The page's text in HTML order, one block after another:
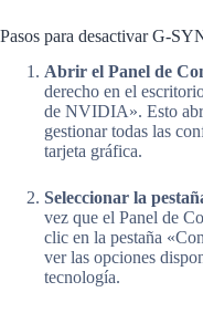
Pasos para desactivar G-
Abrir el Panel de
derecho en el
de NVIDIA». Esto
gestionar todas las
tarjeta gráfica.
Seleccionar la
vez que el Panel de
clic en la pestaña
ver las opciones
tecnología.